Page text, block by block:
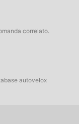
correlato.
autovelox